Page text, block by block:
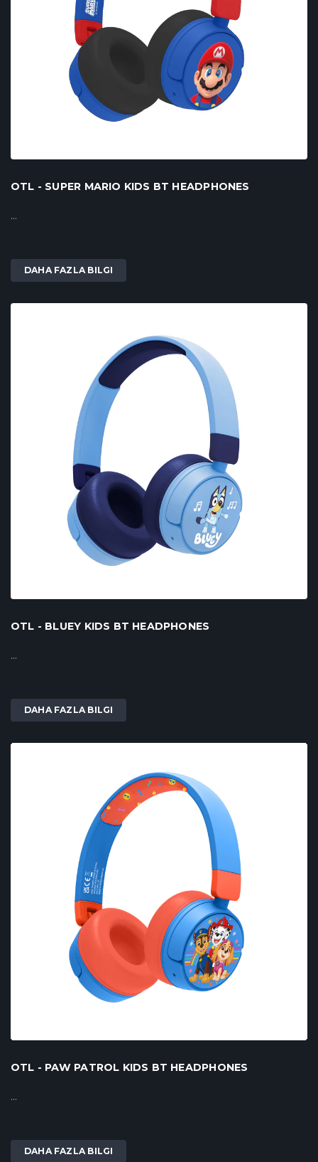
OTL - SUPER MARIO KIDS BT HEADPHONES
...
DAHA FAZLA BILGI
OTL - BLUEY KIDS BT HEADPHONES
...
DAHA FAZLA BILGI
OTL - PAW PATROL KIDS BT HEADPHONES
...
DAHA FAZLA BILGI